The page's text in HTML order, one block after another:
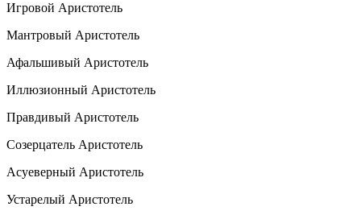
Игровой Аристотель
Мантровый Аристотель
Афальшивый Аристотель
Иллюзионный Аристотель
Правдивый Аристотель
Созерцатель Аристотель
Асуеверный Аристотель
Устарелый Аристотель